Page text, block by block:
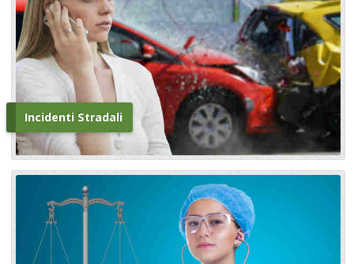
Incidenti Stradali